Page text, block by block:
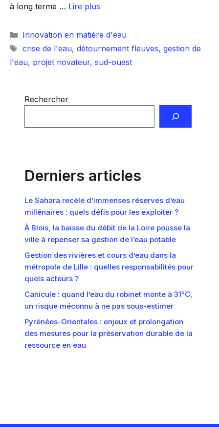
à long terme … Lire plus
Catégories
Innovation en matière d'eau
Étiquettes
crise de l'eau, détournement fleuves, gestion de
l'eau, projet novateur, sud-ouest
Rechercher
Derniers articles
Le Sahara recèle d’immenses réserves d’eau
millénaires : quels défis pour les exploiter ?
À Blois, la baisse du débit de la Loire pousse la
ville à repenser sa gestion de l’eau potable
Gestion des rivières et cours d’eau dans la
métropole de Lille : quelles responsabilités pour
quels acteurs ?
Canicule : quand l’eau du robinet monte à 31°C,
un risque méconnu à ne pas sous-estimer
Pyrénées-Orientales : enjeux et prolongation
des mesures pour la préservation durable de la
ressource en eau